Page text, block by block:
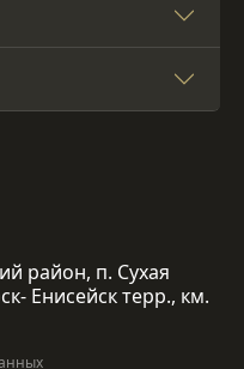
район, п. Сухая
Енисейск терр., км.